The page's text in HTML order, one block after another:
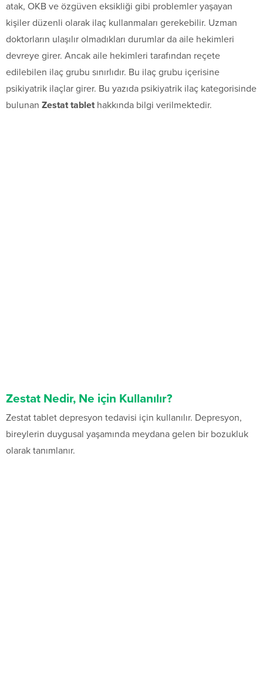
atak, OKB ve özgüven eksikliği gibi problemler yaşayan
kişiler düzenli olarak ilaç kullanmaları gerekebilir. Uzman
doktorların ulaşılır olmadıkları durumlar da aile hekimleri
devreye girer. Ancak aile hekimleri tarafından reçete
edilebilen ilaç grubu sınırlıdır. Bu ilaç grubu içerisine
psikiyatrik ilaçlar girer. Bu yazıda psikiyatrik ilaç kategorisinde
bulunan Zestat tablet hakkında bilgi verilmektedir.
Zestat Nedir, Ne için Kullanılır?
Zestat tablet depresyon tedavisi için kullanılır. Depresyon,
bireylerin duygusal yaşamında meydana gelen bir bozukluk
olarak tanımlanır.